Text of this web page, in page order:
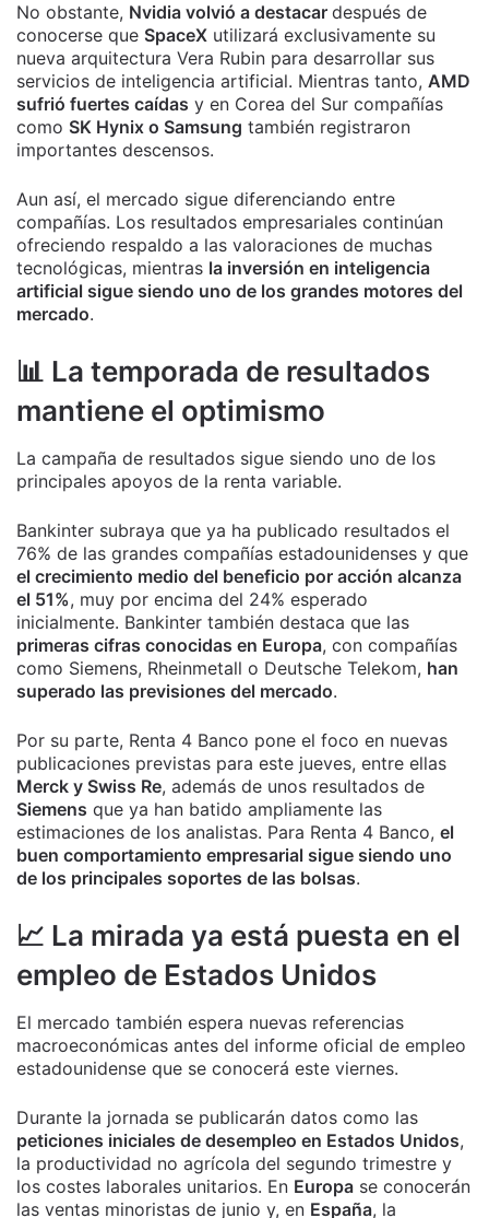
No obstante, Nvidia volvió a destacar después de
conocerse que SpaceX utilizará exclusivamente su
nueva arquitectura Vera Rubin para desarrollar sus
servicios de inteligencia artificial. Mientras tanto, AMD
sufrió fuertes caídas y en Corea del Sur compañías
como SK Hynix o Samsung también registraron
importantes descensos.
Aun así, el mercado sigue diferenciando entre
compañías. Los resultados empresariales continúan
ofreciendo respaldo a las valoraciones de muchas
tecnológicas, mientras la inversión en inteligencia
artificial sigue siendo uno de los grandes motores del
mercado.
📊 La temporada de resultados
mantiene el optimismo
La campaña de resultados sigue siendo uno de los
principales apoyos de la renta variable.
Bankinter subraya que ya ha publicado resultados el
76% de las grandes compañías estadounidenses y que
el crecimiento medio del beneficio por acción alcanza
el 51%, muy por encima del 24% esperado
inicialmente. Bankinter también destaca que las
primeras cifras conocidas en Europa, con compañías
como Siemens, Rheinmetall o Deutsche Telekom, han
superado las previsiones del mercado.
Por su parte, Renta 4 Banco pone el foco en nuevas
publicaciones previstas para este jueves, entre ellas
Merck y Swiss Re, además de unos resultados de
Siemens que ya han batido ampliamente las
estimaciones de los analistas. Para Renta 4 Banco, el
buen comportamiento empresarial sigue siendo uno
de los principales soportes de las bolsas.
📈 La mirada ya está puesta en el
empleo de Estados Unidos
El mercado también espera nuevas referencias
macroeconómicas antes del informe oficial de empleo
estadounidense que se conocerá este viernes.
Durante la jornada se publicarán datos como las
peticiones iniciales de desempleo en Estados Unidos,
la productividad no agrícola del segundo trimestre y
los costes laborales unitarios. En Europa se conocerán
las ventas minoristas de junio y, en España, la